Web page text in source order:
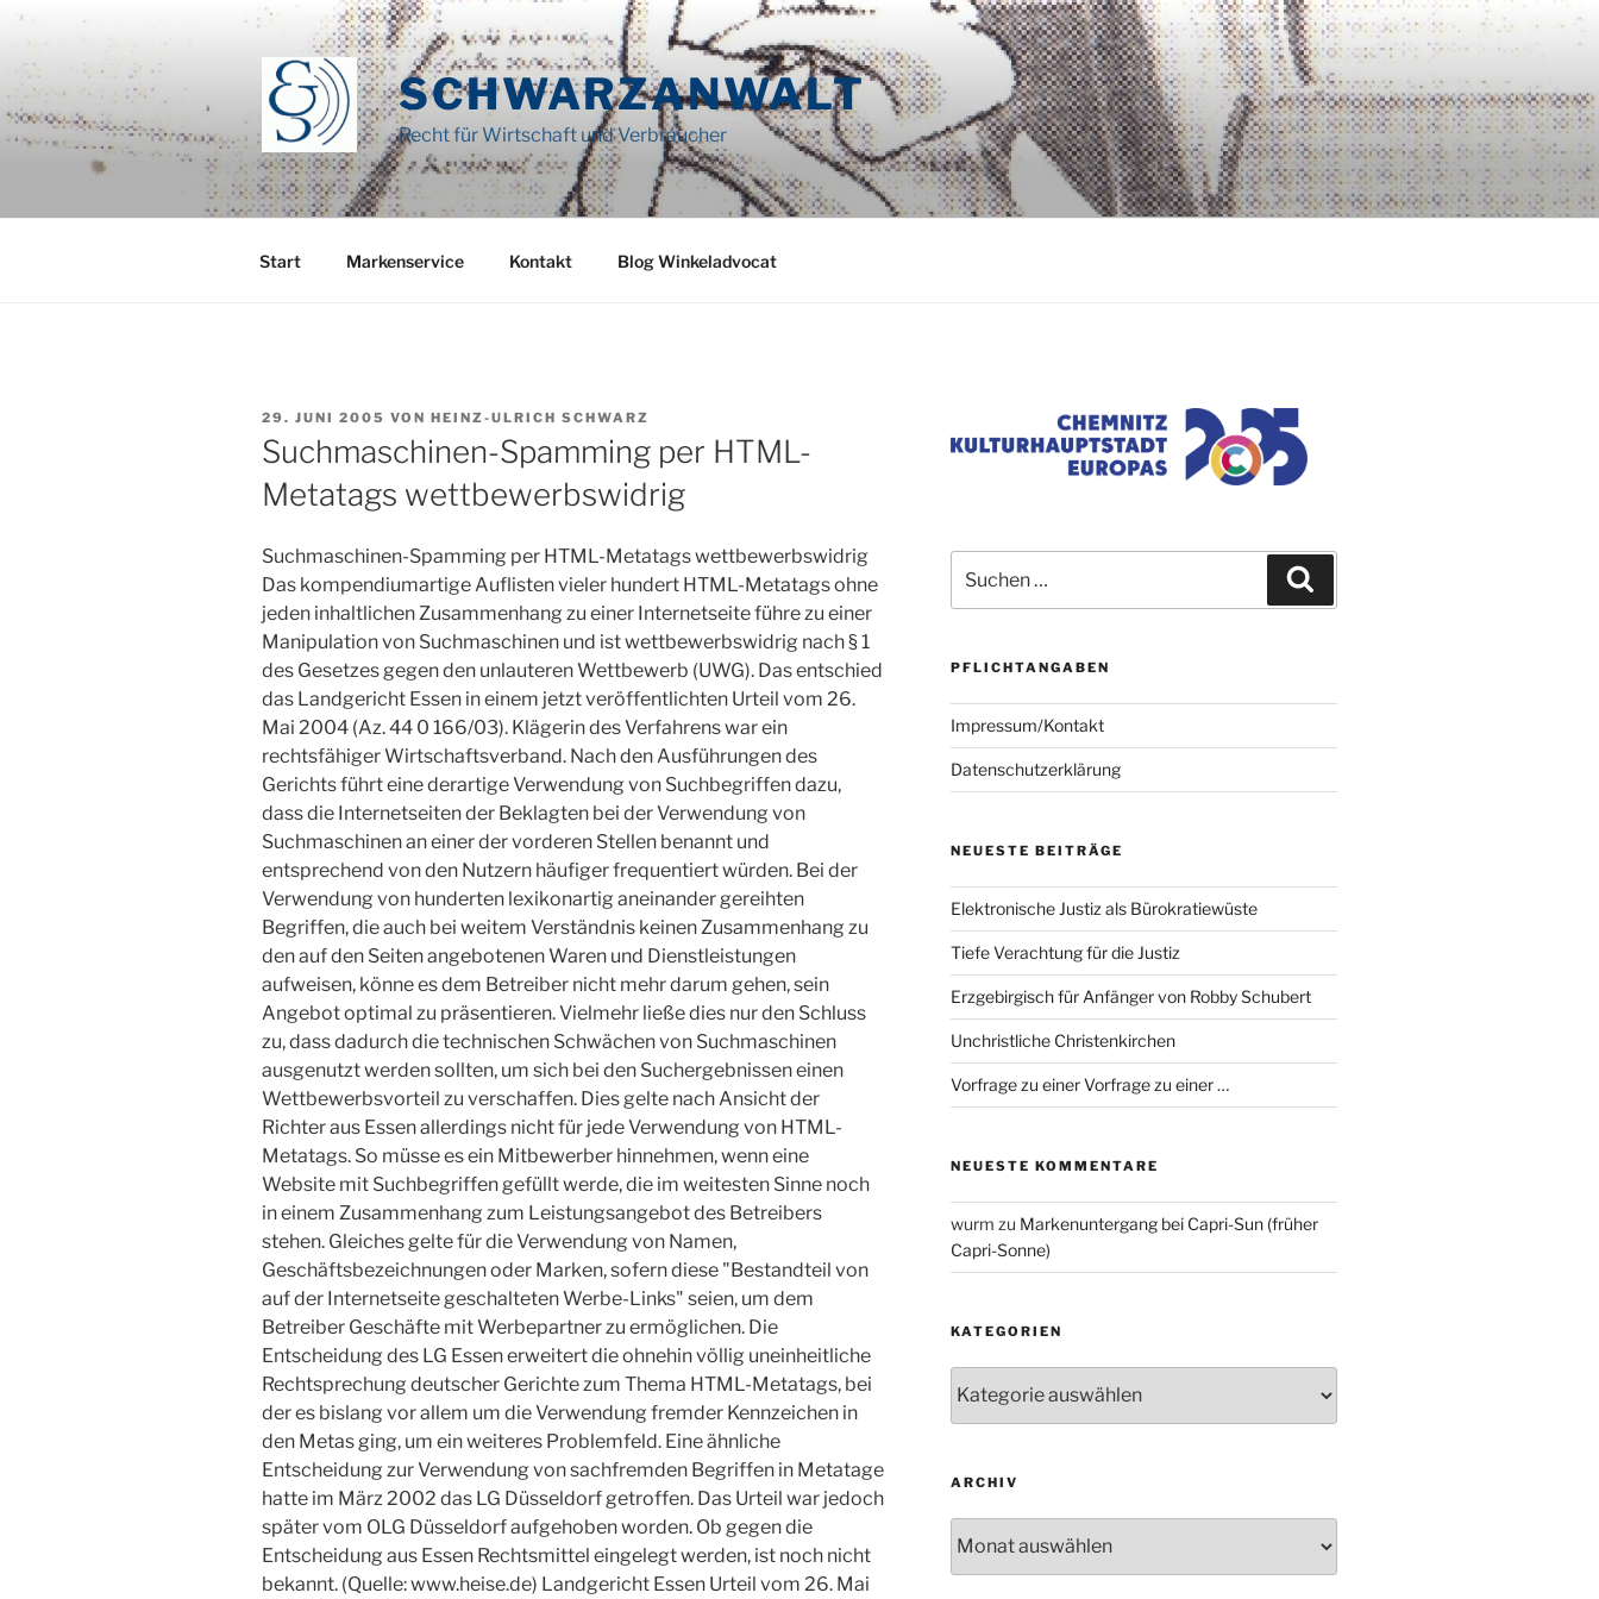
Zum
Inhalt
springen
SCHWARZANWALT
Recht für Wirtschaft und Verbraucher
Start Markenservice Kontakt Blog Winkeladvocat
VERÖFFENTLICHT
AM
29. JUNI 2005 VON HEINZ-ULRICH SCHWARZ
Suchmaschinen-Spamming per HTML-
Metatags wettbewerbswidrig
Suchmaschinen-Spamming per HTML-Metatags wettbewerbswidrig
Das kompendiumartige Auflisten vieler hundert HTML-Metatags ohne
jeden inhaltlichen Zusammenhang zu einer Internetseite führe zu einer
Manipulation von Suchmaschinen und ist wettbewerbswidrig nach § 1
des Gesetzes gegen den unlauteren Wettbewerb (UWG). Das entschied
das Landgericht Essen in einem jetzt veröffentlichten Urteil vom 26.
Mai 2004 (Az. 44 0 166/03). Klägerin des Verfahrens war ein
rechtsfähiger Wirtschaftsverband. Nach den Ausführungen des
Gerichts führt eine derartige Verwendung von Suchbegriffen dazu,
dass die Internetseiten der Beklagten bei der Verwendung von
Suchmaschinen an einer der vorderen Stellen benannt und
entsprechend von den Nutzern häufiger frequentiert würden. Bei der
Verwendung von hunderten lexikonartig aneinander gereihten
Begriffen, die auch bei weitem Verständnis keinen Zusammenhang zu
den auf den Seiten angebotenen Waren und Dienstleistungen
aufweisen, könne es dem Betreiber nicht mehr darum gehen, sein
Angebot optimal zu präsentieren. Vielmehr ließe dies nur den Schluss
zu, dass dadurch die technischen Schwächen von Suchmaschinen
ausgenutzt werden sollten, um sich bei den Suchergebnissen einen
Wettbewerbsvorteil zu verschaffen. Dies gelte nach Ansicht der
Richter aus Essen allerdings nicht für jede Verwendung von HTML-
Metatags. So müsse es ein Mitbewerber hinnehmen, wenn eine
Website mit Suchbegriffen gefüllt werde, die im weitesten Sinne noch
in einem Zusammenhang zum Leistungsangebot des Betreibers
stehen. Gleiches gelte für die Verwendung von Namen,
Geschäftsbezeichnungen oder Marken, sofern diese "Bestandteil von
auf der Internetseite geschalteten Werbe-Links" seien, um dem
Betreiber Geschäfte mit Werbepartner zu ermöglichen. Die
Entscheidung des LG Essen erweitert die ohnehin völlig uneinheitliche
Rechtsprechung deutscher Gerichte zum Thema HTML-Metatags, bei
der es bislang vor allem um die Verwendung fremder Kennzeichen in
den Metas ging, um ein weiteres Problemfeld. Eine ähnliche
Entscheidung zur Verwendung von sachfremden Begriffen in Metatage
hatte im März 2002 das LG Düsseldorf getroffen. Das Urteil war jedoch
später vom OLG Düsseldorf aufgehoben worden. Ob gegen die
Entscheidung aus Essen Rechtsmittel eingelegt werden, ist noch nicht
bekannt. (Quelle: www.heise.de) Landgericht Essen Urteil vom 26. Mai
nach:
PFLICHTANGABEN
Impressum/Kontakt
Datenschutzerklärung
NEUESTE BEITRÄGE
Elektronische Justiz als Bürokratiewüste
Tiefe Verachtung für die Justiz
Erzgebirgisch für Anfänger von Robby Schubert
Unchristliche Christenkirchen
Vorfrage zu einer Vorfrage zu einer …
NEUESTE KOMMENTARE
wurm zu Markenuntergang bei Capri-Sun (früher
Capri-Sonne)
KATEGORIEN
ARCHIV